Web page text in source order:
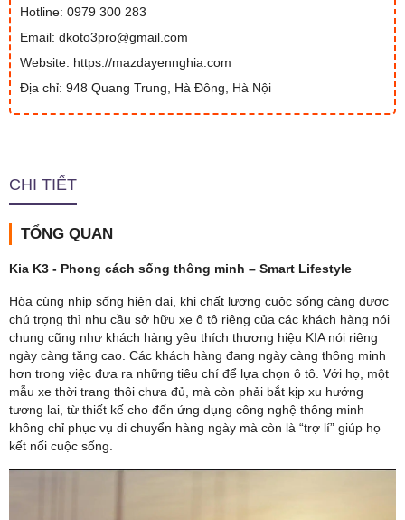
Hotline: 0979 300 283
Email: dkoto3pro@gmail.com
Website: https://mazdayennghia.com
Địa chỉ: 948 Quang Trung, Hà Đông, Hà Nội
CHI TIẾT
TỔNG QUAN
Kia K3 - Phong cách sống thông minh – Smart Lifestyle
Hòa cùng nhịp sống hiện đại, khi chất lượng cuộc sống càng được
chú trọng thì nhu cầu sở hữu xe ô tô riêng của các khách hàng nói
chung cũng như khách hàng yêu thích thương hiệu KIA nói riêng
ngày càng tăng cao. Các khách hàng đang ngày càng thông minh
hơn trong việc đưa ra những tiêu chí để lựa chọn ô tô. Với họ, một
mẫu xe thời trang thôi chưa đủ, mà còn phải bắt kịp xu hướng
tương lai, từ thiết kế cho đến ứng dụng công nghệ thông minh
không chỉ phục vụ di chuyển hàng ngày mà còn là “trợ lí” giúp họ
kết nối cuộc sống.